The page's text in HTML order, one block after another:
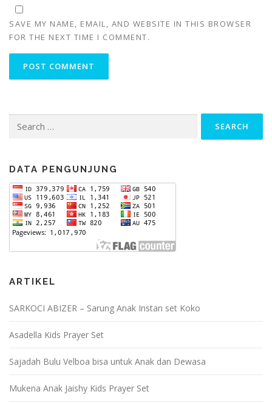
SAVE MY NAME, EMAIL, AND WEBSITE IN THIS BROWSER
FOR THE NEXT TIME I COMMENT.
for:
DATA PENGUNJUNG
ARTIKEL
SARKOCI ABIZER – Sarung Anak Instan set Koko
Asadella Kids Prayer Set
Sajadah Bulu Velboa bisa untuk Anak dan Dewasa
Mukena Anak Jaishy Kids Prayer Set